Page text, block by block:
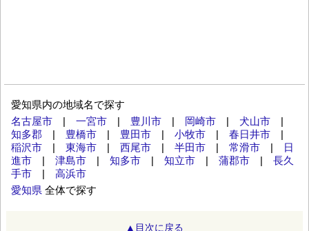
愛知県内の地域名で探す
名古屋市
一宮市 豊川市 岡崎市 犬山市
知多郡
豊橋市 豊田市 小牧市 春日井市
稲沢市
東海市 西尾市 半田市 常滑市
日
進市
津島市 知多市 知立市 蒲郡市
長久
手市
高浜市
愛知県 全体で探す
▲目次に戻る